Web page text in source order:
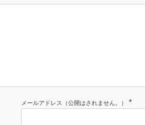
メールアドレス（公開はされません。） *